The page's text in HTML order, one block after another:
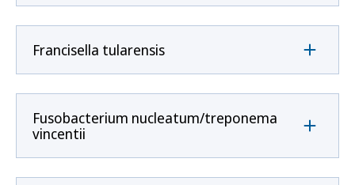
Francisella tularensis
Fusobacterium nucleatum/treponema
vincentii